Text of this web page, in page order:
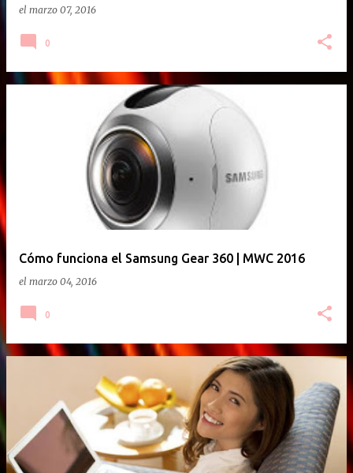
el marzo 07, 2016
0
Cómo funciona el Samsung Gear 360 | MWC 2016
el marzo 04, 2016
0